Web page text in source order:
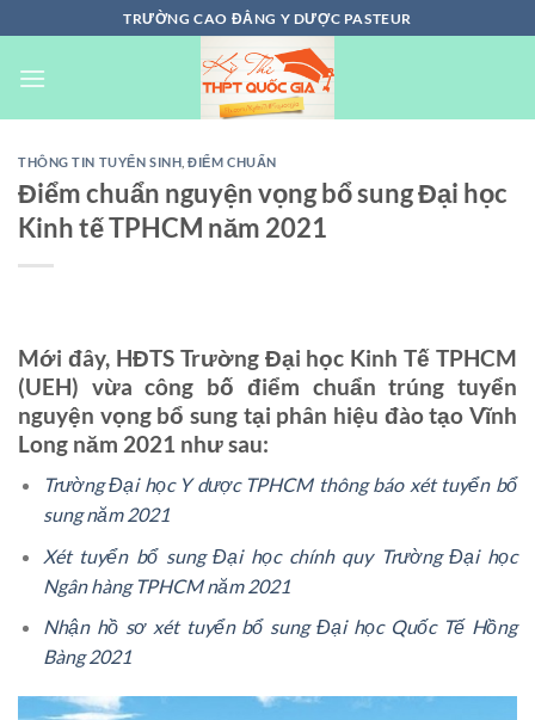
đến
nội
TRƯỜNG CAO ĐẲNG Y DƯỢC PASTEUR
THÔNG TIN TUYỂN SINH ,ĐIỂM CHUẨN
Điểm chuẩn nguyện vọng bổ sung Đại học
Kinh tế TPHCM năm 2021
Mới đây, HĐTS Trường Đại học Kinh Tế TPHCM
(UEH) vừa công bố điểm chuẩn trúng tuyển
nguyện vọng bổ sung tại phân hiệu đào tạo Vĩnh
Long năm 2021 như sau:
Trường Đại học Y dược TPHCM thông báo xét tuyển bổ
sung năm 2021
Xét tuyển bổ sung Đại học chính quy Trường Đại học
Ngân hàng TPHCM năm 2021
Nhận hồ sơ xét tuyển bổ sung Đại học Quốc Tế Hồng
Bàng 2021